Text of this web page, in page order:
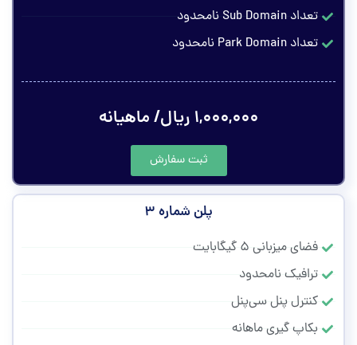
تعداد Sub Domain نامحدود
تعداد Park Domain نامحدود
۱,۰۰۰,۰۰۰ ریال/ ماهیانه
ثبت سفارش
پلن شماره ۳
فضای میزبانی ۵ گیگابایت
ترافیک نامحدود
کنترل پنل سی‌پنل
بکاپ گیری ماهانه